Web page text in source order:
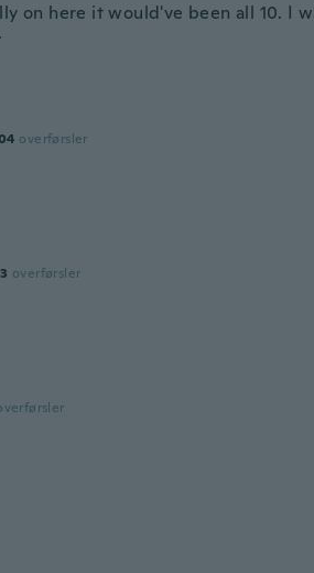
on here it would've been all 10. I
overførsler
3 overførsler